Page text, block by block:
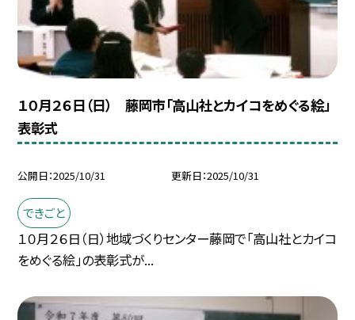
１０月２６日（日） 藤岡市「高山社とカイコをめぐる絵」
表彰式
公開日 2025/10/31 更新日 2025/10/31
できごと
１０月２６日（日）地域づくりセンター藤岡で「高山社とカイコ
をめぐる絵」の表彰式が...